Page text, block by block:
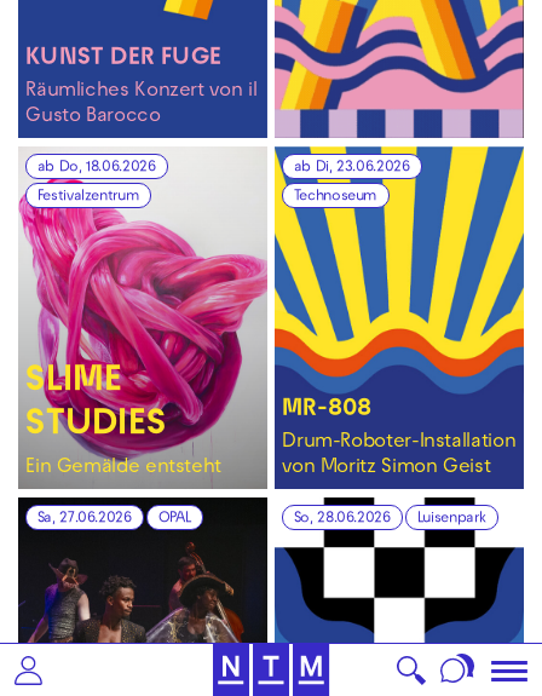
KUNST DER FUGE
Räumliches Konzert von il
Gusto Barocco
ab Do, 18.06.2026
Festivalzentrum
SLIME
STUDIES
Ein Gemälde entsteht
ab Di, 23.06.2026
Technoseum
MR-808
Drum-Roboter-Installation
von Moritz Simon Geist
Sa, 27.06.2026 OPAL So, 28.06.2026 Luisenpark